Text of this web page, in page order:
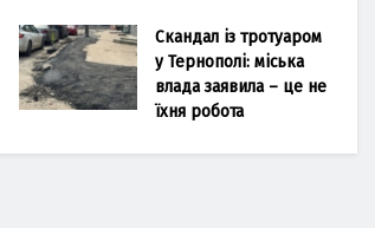
Скандал із тротуаром
у Тернополі: міська
влада заявила – це не
їхня робота